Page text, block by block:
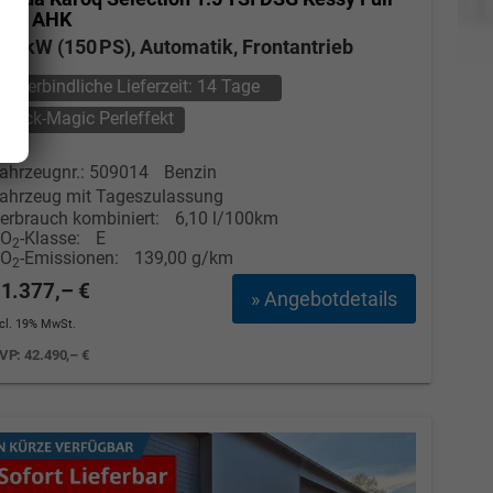
Link AHK
110 kW (150 PS), Automatik, Frontantrieb
unverbindliche Lieferzeit: 14 Tage
Black-Magic Perleffekt
509014
Benzin
mit Tageszulassung
kombiniert:
6,10 l/100km
2-Klasse:
E
2-Emissionen: 139,00 g/km
» Angebotdetails
€
19% MwSt.
42.490,– €
Elvedin Calakovic